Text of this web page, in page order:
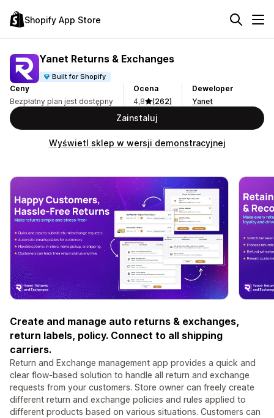
Shopify App Store
Yanet Returns & Exchanges
Built for Shopify
Ceny
Bezpłatny plan jest dostępny
Ocena
4,8
(262)
Deweloper
Yanet
Zainstaluj
Wyświetl sklep w wersji demonstracyjnej
Create and manage auto returns & exchanges,
return labels, policy. Connect to all shipping
carriers.
Return and Exchange management app provides a quick and
clear flow-based solution to handle all return and exchange
requests from your customers. Store owner can freely create
different return and exchange policies and rules applied to
different products based on various situations. Customers can